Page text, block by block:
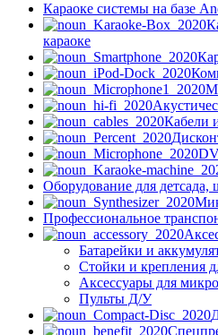
Караоке системы на базе
караоке
Кабели
Оборудование для детсада,
Профессиональное
Батарейки и
Стойки и крепления
Аксессуары для
Пульты Д/У